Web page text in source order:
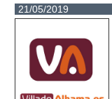
21/05/2019